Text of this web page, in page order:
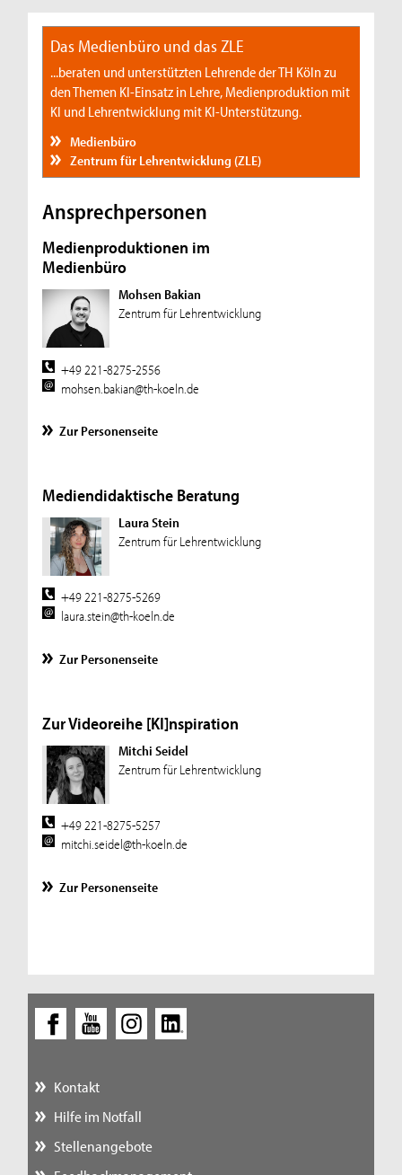
Das Medienbüro und das ZLE
...beraten und unterstützten Lehrende der TH Köln zu
den Themen KI-Einsatz in Lehre, Medienproduktion mit
KI und Lehrentwicklung mit KI-Unterstützung.
Medienbüro
Zentrum für Lehrentwicklung (ZLE)
Ansprechpersonen
Medienproduktionen im
Medienbüro
Mohsen Bakian
Zentrum für Lehrentwicklung
+49 221-8275-2556
mohsen.bakian@th-koeln.de
Zur Personenseite
Mediendidaktische Beratung
Laura Stein
Zentrum für Lehrentwicklung
+49 221-8275-5269
laura.stein@th-koeln.de
Zur Personenseite
Zur Videoreihe [KI]nspiration
Mitchi Seidel
Zentrum für Lehrentwicklung
+49 221-8275-5257
mitchi.seidel@th-koeln.de
Zur Personenseite
Kontakt
Hilfe im Notfall
Stellenangebote